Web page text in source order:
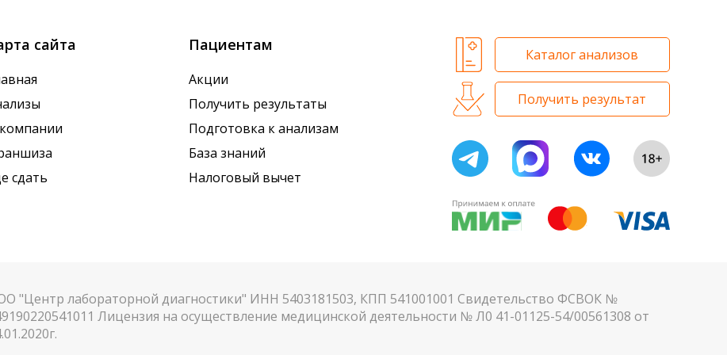
сайта
сдать
Пациентам
Акции
Получить результаты
Подготовка к анализам
База знаний
Налоговый вычет
Каталог анализов
Получить результат
"Центр лабораторной диагностики" ИНН 5403181503, КПП 541001001 Свидетельство ФСВОК №
Лицензия на осуществление медицинской деятельности № Л0 41-01125-54/00561308 от